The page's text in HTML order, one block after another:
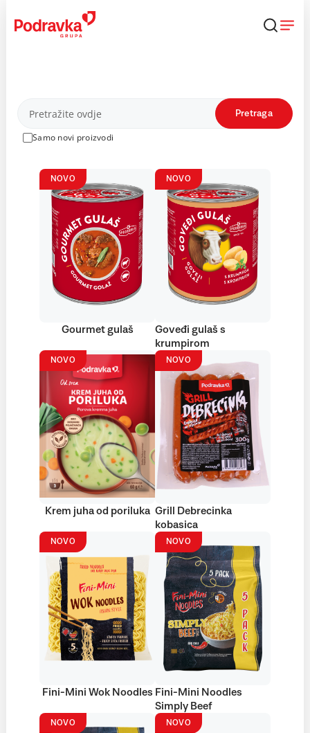
content
Proizvodi
Samo novi proizvodi
Pretraga
NOVO
Gourmet gulaš
NOVO
Goveđi gulaš s
krumpirom
NOVO
Krem juha od poriluka
NOVO
Grill Debrecinka
kobasica
NOVO
Fini-Mini Wok Noodles
NOVO
Fini-Mini Noodles
Simply Beef
NOVO NOVO